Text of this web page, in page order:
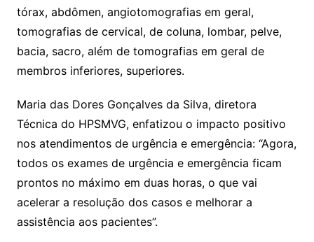
tórax, abdômen, angiotomografias em geral,
tomografias de cervical, de coluna, lombar, pelve,
bacia, sacro, além de tomografias em geral de
membros inferiores, superiores.
Maria das Dores Gonçalves da Silva, diretora
Técnica do HPSMVG, enfatizou o impacto positivo
nos atendimentos de urgência e emergência: “Agora,
todos os exames de urgência e emergência ficam
prontos no máximo em duas horas, o que vai
acelerar a resolução dos casos e melhorar a
assistência aos pacientes”.